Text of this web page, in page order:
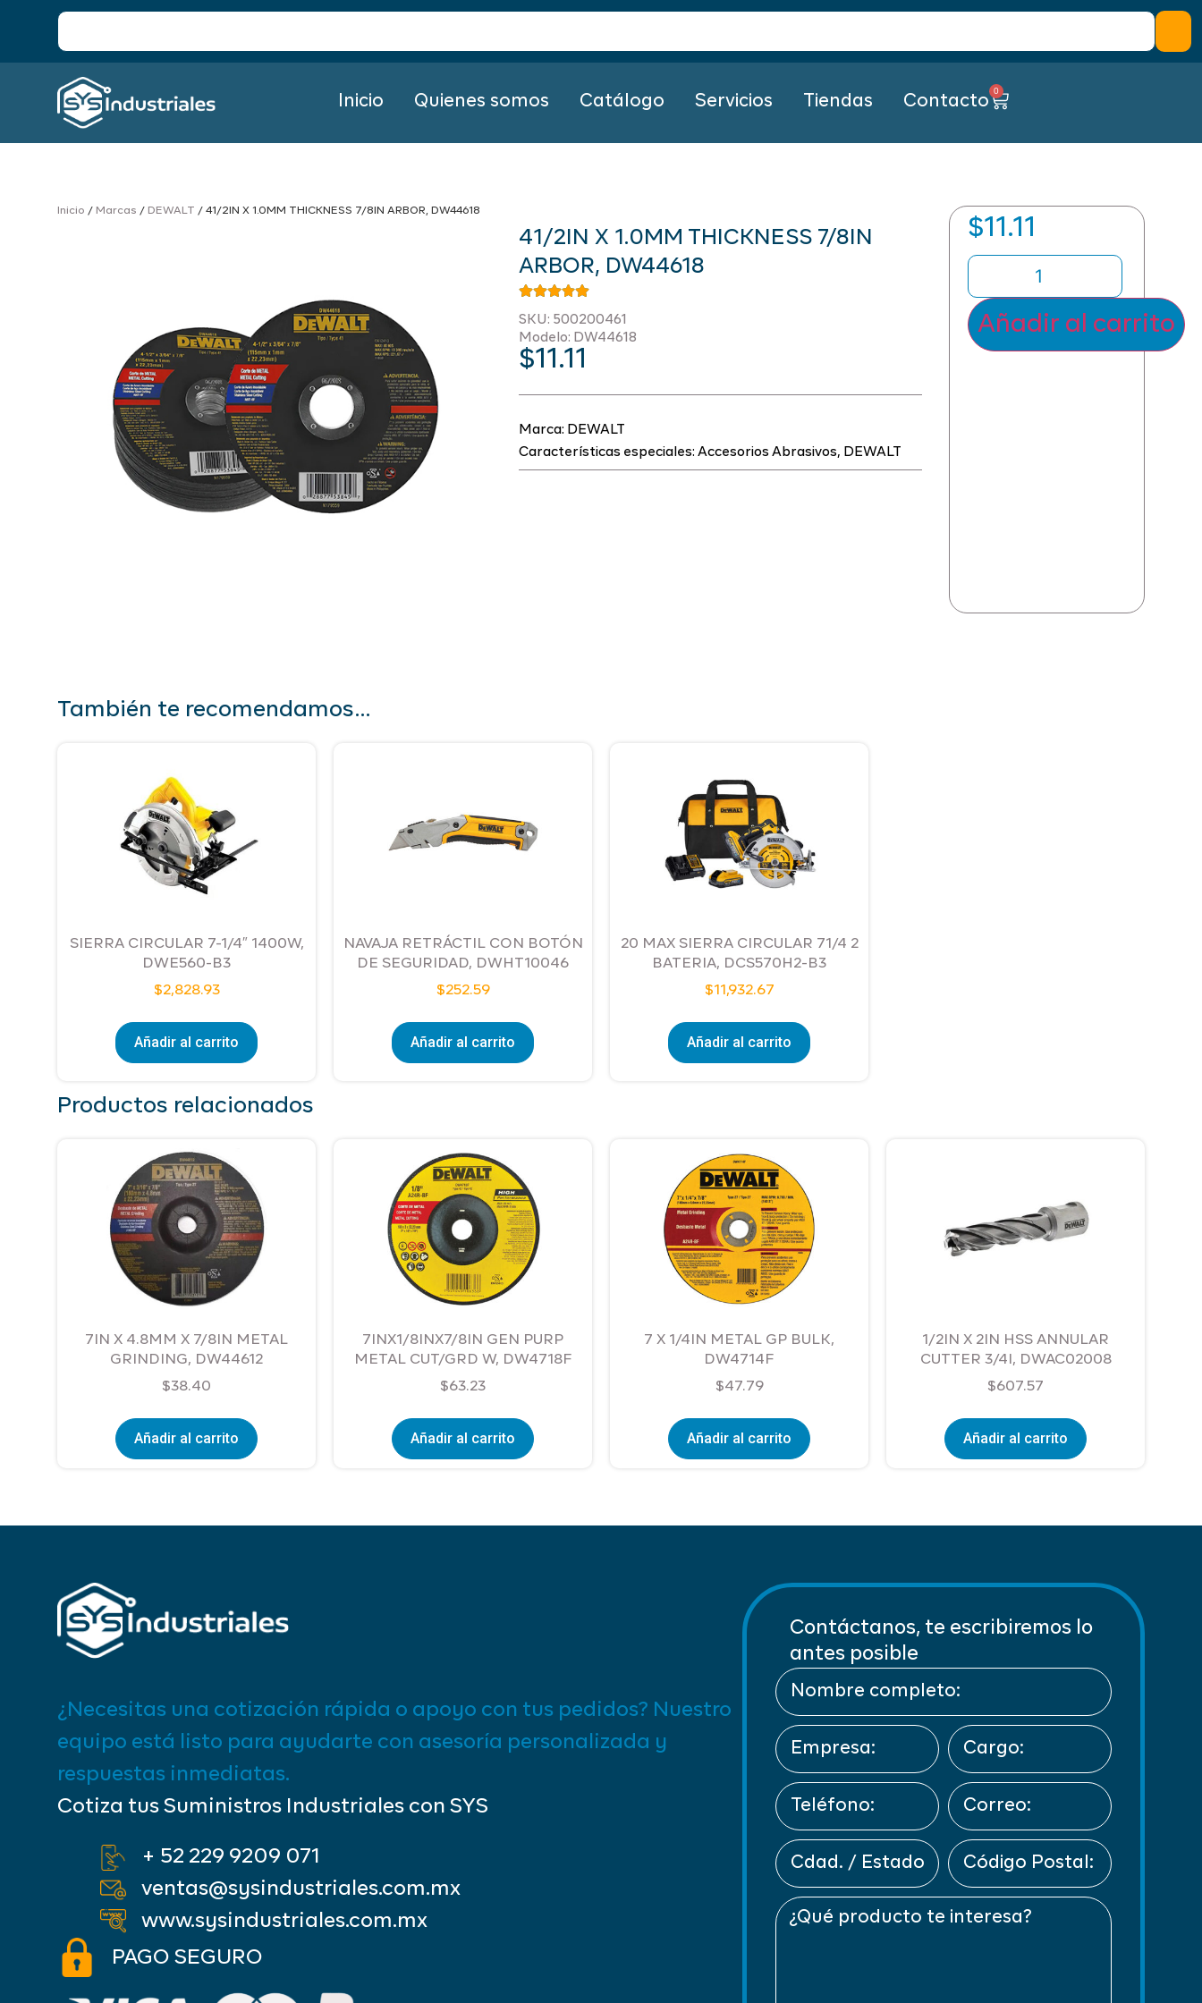
Inicio Quienes somos Catálogo Servicios Tiendas Contacto
0
Inicio / Marcas / DEWALT / 41/2IN X 1.0MM THICKNESS 7/8IN ARBOR, DW44618
41/2IN X 1.0MM THICKNESS 7/8IN
ARBOR, DW44618
SKU: 500200461
Modelo: DW44618
$11.11
Marca: DEWALT
Características especiales:Accesorios Abrasivos, DEWALT
$11.11
Añadir al carrito
También te recomendamos…
SIERRA CIRCULAR 7-1/4″ 1400W,
DWE560-B3
$2,828.93
Añadir al carrito
NAVAJA RETRÁCTIL CON BOTÓN
DE SEGURIDAD, DWHT10046
$252.59
Añadir al carrito
20 MAX SIERRA CIRCULAR 71/4 2
BATERIA, DCS570H2-B3
$11,932.67
Añadir al carrito
Productos relacionados
7IN X 4.8MM X 7/8IN METAL
GRINDING, DW44612
$38.40
Añadir al carrito
7INX1/8INX7/8IN GEN PURP
METAL CUT/GRD W, DW4718F
$63.23
Añadir al carrito
7 X 1/4IN METAL GP BULK,
DW4714F
$47.79
Añadir al carrito
1/2IN X 2IN HSS ANNULAR
CUTTER 3/4I, DWAC02008
$607.57
Añadir al carrito
¿Necesitas una cotización rápida o apoyo con tus pedidos? Nuestro
equipo está listo para ayudarte con asesoría personalizada y
respuestas inmediatas.
Cotiza tus Suministros Industriales con SYS
+ 52 229 9209 071
ventas@sysindustriales.com.mx
www.sysindustriales.com.mx
PAGO SEGURO
Contáctanos, te escribiremos lo
antes posible